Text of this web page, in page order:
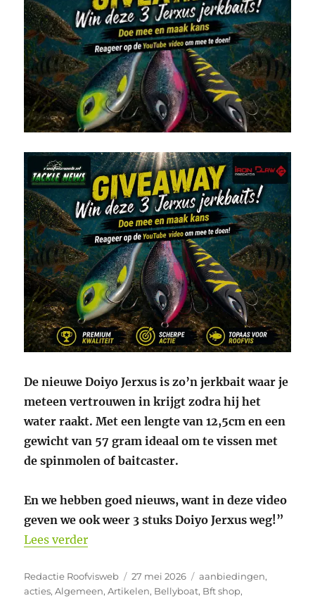
De nieuwe Doiyo Jerxus is zo’n jerkbait waar je
meteen vertrouwen in krijgt zodra hij het
water raakt. Met een lengte van 12,5cm en een
gewicht van 57 gram ideaal om te vissen met
de spinmolen of baitcaster.
En we hebben goed nieuws, want in deze video
geven we ook weer 3 stuks Doiyo Jerxus weg!”
Lees verder“Winactie youtube video Doiyo Jerxus”
Auteur
Redactie Roofvisweb
Geplaatst
op
27 mei 2026 Categorieën
aanbiedingen,
acties,Algemeen,Artikelen, Bellyboat, Bft shop,